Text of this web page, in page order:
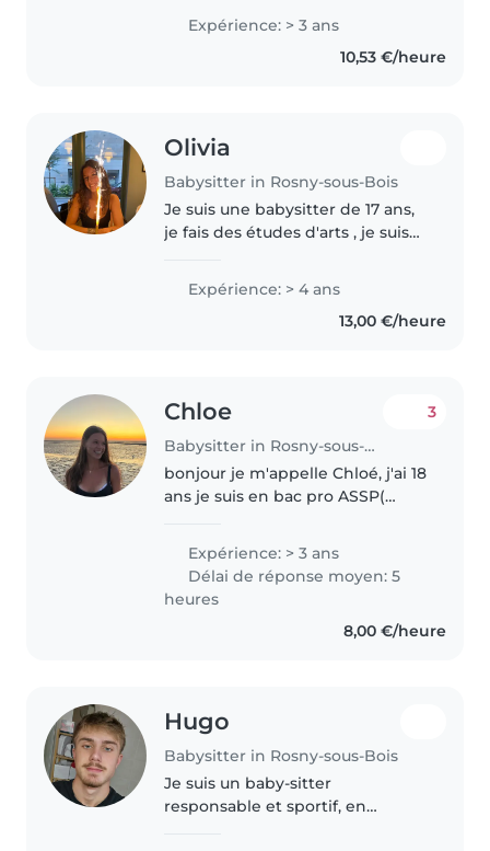
Expérience: > 3 ans
10,53 €/heure
Olivia
Babysitter in Rosny-sous-Bois
Je suis une babysitter de 17 ans,
je fais des études d'arts , je suis
quatre ans de babysitting
régulier . Je suis à l'aise avec
Expérience: > 4 ans
13,00 €/heure
Chloe
Babysitter in Rosny-sous-Bois
3
bonjour je m'appelle Chloé, j'ai 18
ans je suis en bac pro ASSP(
service à la personne) j'ai déjà
effectué des périodes de
formation en pratique au sein de
crèche..
Expérience: > 3 ans
Délai de réponse moyen: 5
heures
8,00 €/heure
Hugo
Babysitter in Rosny-sous-Bois
Je suis un baby-sitter
responsable et sportif, en